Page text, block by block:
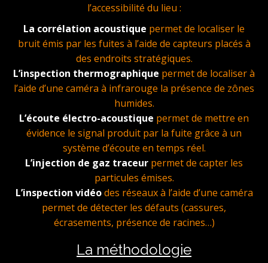
l’accessibilité du lieu :
La corrélation acoustique permet de localiser le
bruit émis par les fuites à l’aide de capteurs placés à
des endroits stratégiques.
L’inspection thermographique permet de localiser à
l’aide d’une caméra à infrarouge la présence de zônes
humides.
L’écoute électro-acoustique permet de mettre en
évidence le signal produit par la fuite grâce à un
système d’écoute en temps réel.
L’injection de gaz traceur permet de capter les
particules émises.
L’inspection vidéodes réseaux à l’aide d’une caméra
permet de détecter les défauts (cassures,
écrasements, présence de racines…)
La méthodologie